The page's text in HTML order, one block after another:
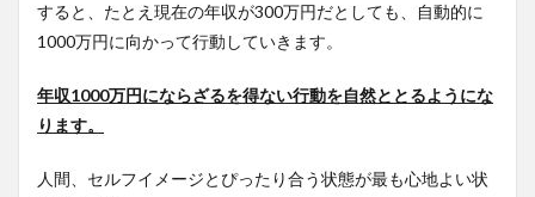
すると、たとえ現在の年収が300万円だとしても、自動的に
1000万円に向かって行動していきます。
年収1000万円にならざるを得ない行動を自然ととるようにな
ります。
人間、セルフイメージとぴったり合う状態が最も心地よい状